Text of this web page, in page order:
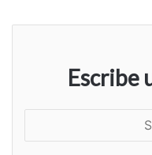
Escribe